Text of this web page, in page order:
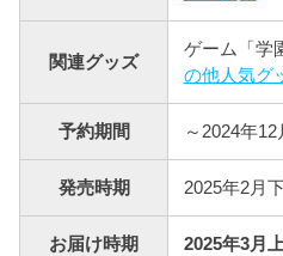
関連グッズ
ゲーム「学
の他人気グ
予約期間 ～2024年
発売時期 2025年2月
お届け時期 2025年3月